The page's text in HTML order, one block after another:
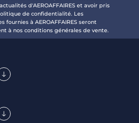
d'AEROAFFAIRES et avoir pris
de confidentialité. Les
fournies à AEROAFFAIRES seront
à nos conditions générales de vente.